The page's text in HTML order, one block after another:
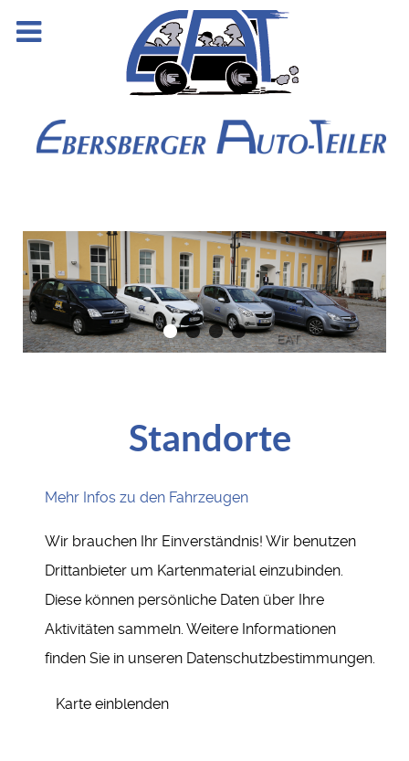
Standorte
Mehr Infos zu den Fahrzeugen
Wir brauchen Ihr Einverständnis! Wir benutzen
Drittanbieter um Kartenmaterial einzubinden.
Diese können persönliche Daten über Ihre
Aktivitäten sammeln. Weitere Informationen
finden Sie in unseren Datenschutzbestimmungen.
Karte einblenden